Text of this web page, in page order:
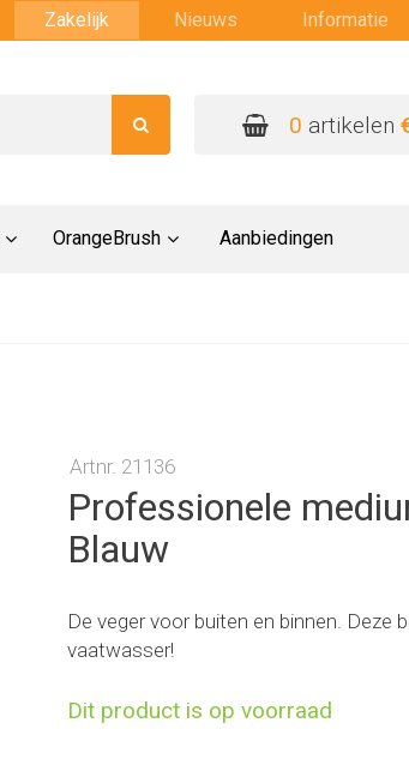
Zakelijk Nieuws Informatie
0 artikelen
OrangeBrush Aanbiedingen
Artnr. 21136
Professionele
Blauw
De veger voor buiten en binnen. Deze
vaatwasser!
Dit product is op voorraad